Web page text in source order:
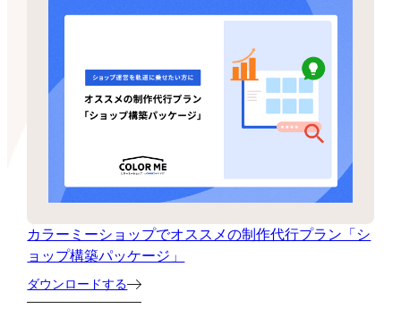
カラーミーショップでオススメの制作代行プラン「シ
ョップ構築パッケージ」
ダウンロードする